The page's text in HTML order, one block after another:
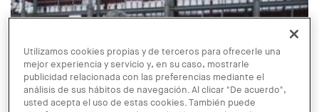
Utilizamos cookies propias y de terceros para ofrecerle una
mejor experiencia y servicio y, en su caso, mostrarle
publicidad relacionada con las preferencias mediante el
análisis de sus hábitos de navegación. Al clicar "De acuerdo",
usted acepta el uso de estas cookies. También puede